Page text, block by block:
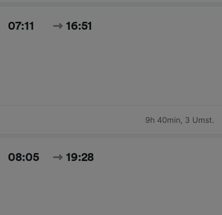
07:11 16:51
9h 40min, 3 Umst.
08:05 19:28